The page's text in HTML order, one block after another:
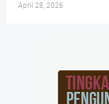
April 28, 2026